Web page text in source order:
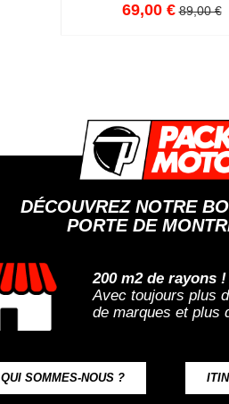
69,00 € 89,00 €
DÉCOUVREZ NOTRE
PORTE DE
200 m2 de rayons !
Avec toujours plus
de marques et plus
QUI SOMMES-NOUS ?